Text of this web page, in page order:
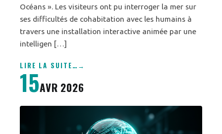
Océans ». Les visiteurs ont pu interroger la mer sur
ses difficultés de cohabitation avec les humains à
travers une installation interactive animée par une
intelligen […]
LIRE LA SUITE…
15AVR 2026